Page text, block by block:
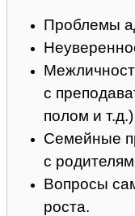
Проблемы
с
полом и т.д.)
Семейные
с
Вопросы
роста.